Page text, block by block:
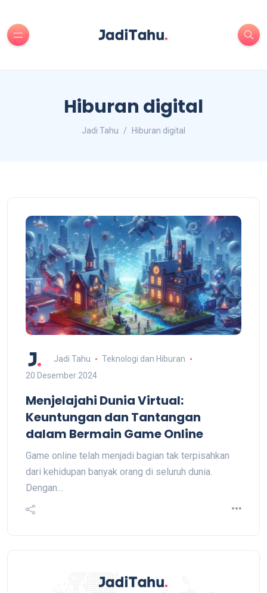
Hiburan digital
Jadi Tahu Hiburan digital
Jadi Tahu
Teknologi dan Hiburan
20 Desember 2024
Menjelajahi Dunia Virtual:
Keuntungan dan Tantangan
dalam Bermain Game Online
Game online telah menjadi bagian tak terpisahkan
dari kehidupan banyak orang di seluruh dunia.
Dengan…